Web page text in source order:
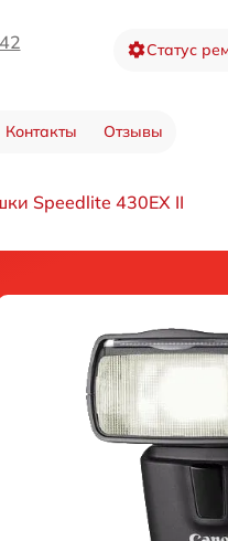
Статус
Контакты Отзывы
Speedlite 430EX II